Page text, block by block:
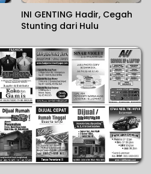
INI GENTING Hadir, Cegah
Stunting dari Hulu